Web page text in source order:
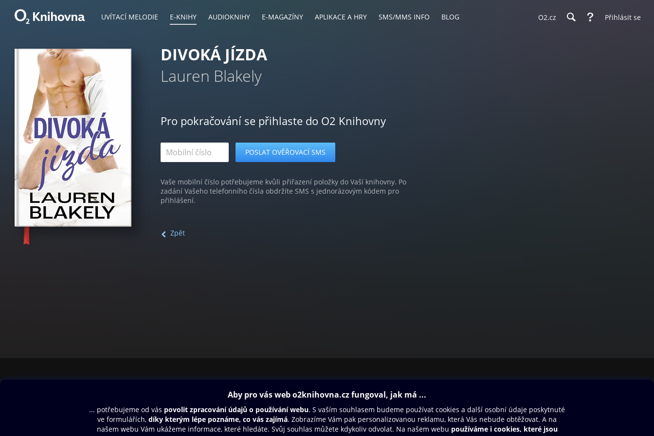
UVÍTACÍ MELODIE E-KNIHY AUDIOKNIHY E-MAGAZÍNY APLIKACE A HRY SMS/MMS INFO BLOG O2.cz Přihlásit se
DIVOKÁ JÍZDA
Lauren Blakely
Pro pokračování se přihlaste do O2 Knihovny
Vaše mobilní číslo potřebujeme kvůli přiřazení položky do Vaší knihovny. Po
zadání Vašeho telefonního čísla obdržíte SMS s jednorázovým kódem pro
přihlášení.
Zpět
Aplikace a hry
SMS/MMS Info
Blog
Dárkový poukaz
Nápověda
Oneplay Originály
Sport